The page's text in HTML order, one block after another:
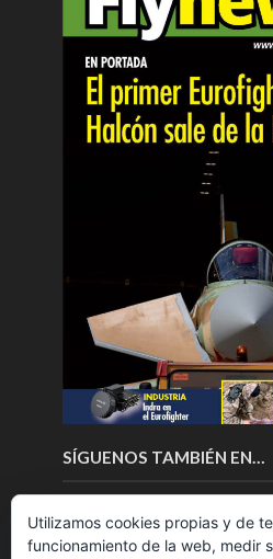
SÍGUENOS TAMBIÉN EN…
Utilizamos cookies propias y de
funcionamiento de la web, medir